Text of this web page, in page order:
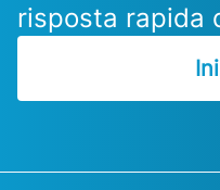
risposta rapida